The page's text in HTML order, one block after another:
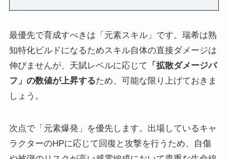
最優先で育成すべきは「元素スキル」です。瑞希は熟
知特化ビルドになるためスキル自体の直接ダメージは
伸びませんが、天賦レベルに応じて
「拡散ダメージバ
フ」の数値が上昇するため、可能な限り上げておきま
しょう。
次点で「元素爆発」を優先します。出場しているキャ
ラクターのHPに応じて回復と攻撃を行うため、自傷